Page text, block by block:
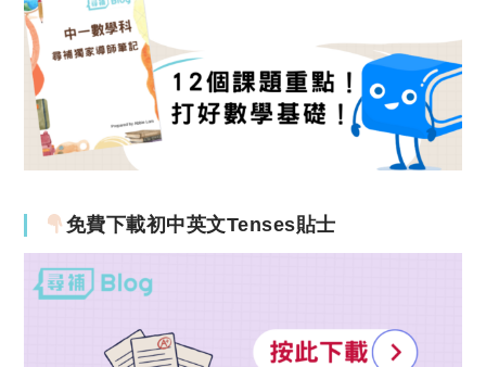
免費下載初中英文Tenses貼士